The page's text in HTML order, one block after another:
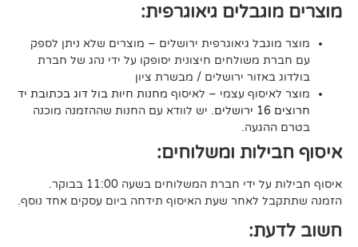
גיאוגרפית:
גיאוגרפית ירושלים – מוצרים שלא ניתן לספק
חיצונית יסופקו על ידי נהג של חברת
ירושלים / מבשרת ציון
עצמי – לאיסוףמחנות חיות בול דוג בכתובת יד
. יש לוודא עם החנות שההזמנה מוכנה
ומשלוחים:
חברת המשלוחים בשעה 11:00 בבוקר.
לאחר שעת האיסוף תידחה ביום עסקים אחד נוסף.